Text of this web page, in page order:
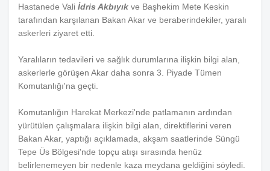
Hastanede Vali İdris Akbıyık ve Başhekim Mete Keskin
tarafından karşılanan Bakan Akar ve beraberindekiler, yaralı
askerleri ziyaret etti.
Yaralıların tedavileri ve sağlık durumlarına ilişkin bilgi alan,
askerlerle görüşen Akar daha sonra 3. Piyade Tümen
Komutanlığı'na geçti.
Komutanlığın Harekat Merkezi'nde patlamanın ardından
yürütülen çalışmalara ilişkin bilgi alan, direktiflerini veren
Bakan Akar, yaptığı açıklamada, akşam saatlerinde Süngü
Tepe Üs Bölgesi'nde topçu atışı sırasında henüz
belirlenemeyen bir nedenle kaza meydana geldiğini söyledi.